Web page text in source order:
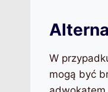
W
mogą być